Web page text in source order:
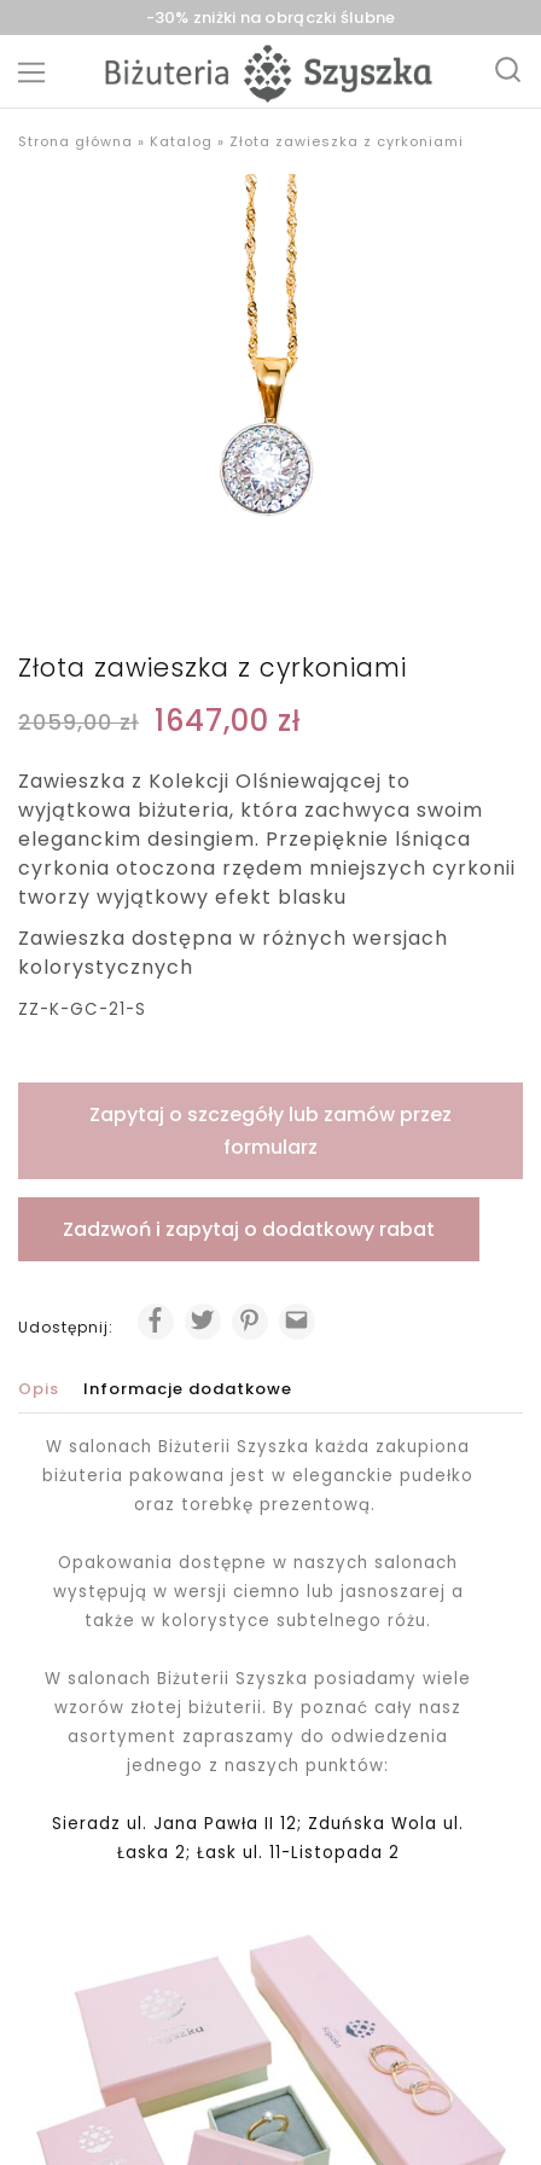
-30% zniżki na obrączki ślubne
Szyszka
z
Strona główna » Katalog » Złota zawieszka z cyrkoniami
Złota zawieszka z cyrkoniami
2059,00zł 1647,00 zł
Zawieszka z Kolekcji Olśniewającej to
wyjątkowa biżuteria, która zachwyca swoim
eleganckim desingiem. Przepięknie lśniąca
cyrkonia otoczona rzędem mniejszych cyrkonii
tworzy wyjątkowy efekt blasku
Zawieszka dostępna w różnych wersjach
kolorystycznych
ZZ-K-GC-21-S
Zapytaj o szczegóły lub zamów przez
formularz
Zadzwoń i zapytaj o dodatkowy rabat
Udostępnij:
Opis Informacje dodatkowe
W salonach Biżuterii Szyszka każda zakupiona
biżuteria pakowana jestw eleganckie pudełko
oraz torebkę prezentową.
Opakowania dostępne w naszych salonach
występują w wersji ciemno lub jasnoszarej a
także w kolorystyce subtelnego różu.
W salonach Biżuterii Szyszka posiadamy wiele
wzorów złotej biżuterii. By poznać cały nasz
asortyment zapraszamy do odwiedzenia
jednego z naszych punktów:
Sieradz ul. Jana Pawła II 12; Zduńska Wola ul.
Łaska 2; Łask ul. 11-Listopada 2